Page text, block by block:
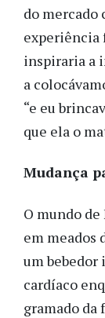
do mercado
experiência
inspiraria a
a
“e eu
que ela o
Mudança
O mundo
em meados
um bebedor
cardíaco
gramado da